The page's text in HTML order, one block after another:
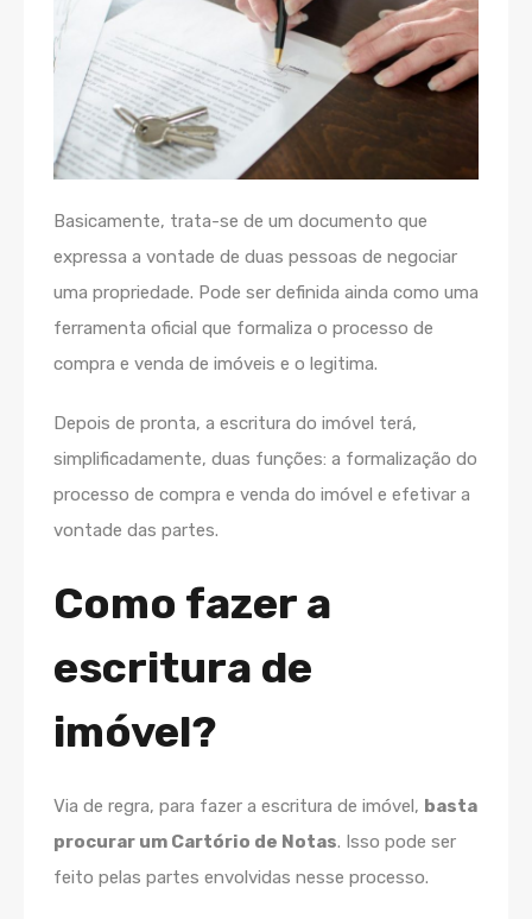
Basicamente, trata-se de um documento que
expressa a vontade de duas pessoas de negociar
uma propriedade. Pode ser definida ainda como uma
ferramenta oficial que formaliza o processo de
compra e venda de imóveis e o legitima.
Depois de pronta, a escritura do imóvel terá,
simplificadamente, duas funções: a formalização do
processo de compra e venda do imóvel e efetivar a
vontade das partes.
Como fazer a
escritura de
imóvel?
Via de regra, para fazer a escritura de imóvel, basta
procurar um Cartório de Notas. Isso pode ser
feito pelas partes envolvidas nesse processo.